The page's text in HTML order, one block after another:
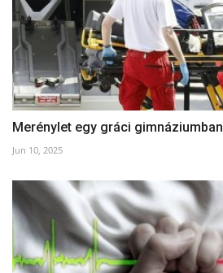
Merénylet egy gráci gimnáziumban
Jun 10, 2025